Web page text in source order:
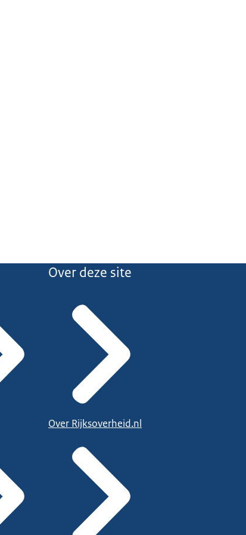
Over deze site
Over Rijksoverheid.nl